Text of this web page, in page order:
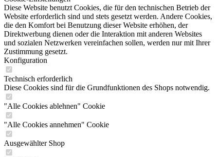
Diese Website benutzt Cookies, die für den technischen Betrieb der
Website erforderlich sind und stets gesetzt werden. Andere Cookies,
die den Komfort bei Benutzung dieser Website erhöhen, der
Direktwerbung dienen oder die Interaktion mit anderen Websites
und sozialen Netzwerken vereinfachen sollen, werden nur mit Ihrer
Zustimmung gesetzt.
Konfiguration
Technisch erforderlich
Diese Cookies sind für die Grundfunktionen des Shops notwendig.
"Alle Cookies ablehnen" Cookie
"Alle Cookies annehmen" Cookie
Ausgewählter Shop